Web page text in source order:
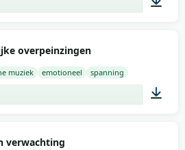
overpeinzingen
muziek emotioneel spanning
verwachting